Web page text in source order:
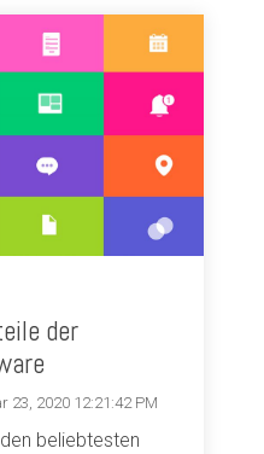
der
23, 2020 12:21:42 PM
beliebtesten